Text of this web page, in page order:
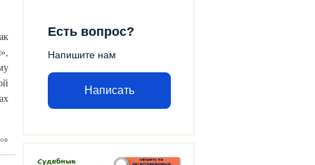
Есть вопрос?
Напишите нам
Написать